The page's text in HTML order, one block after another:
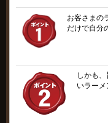
お客さまの
だけで自分
しかも
いラーメ